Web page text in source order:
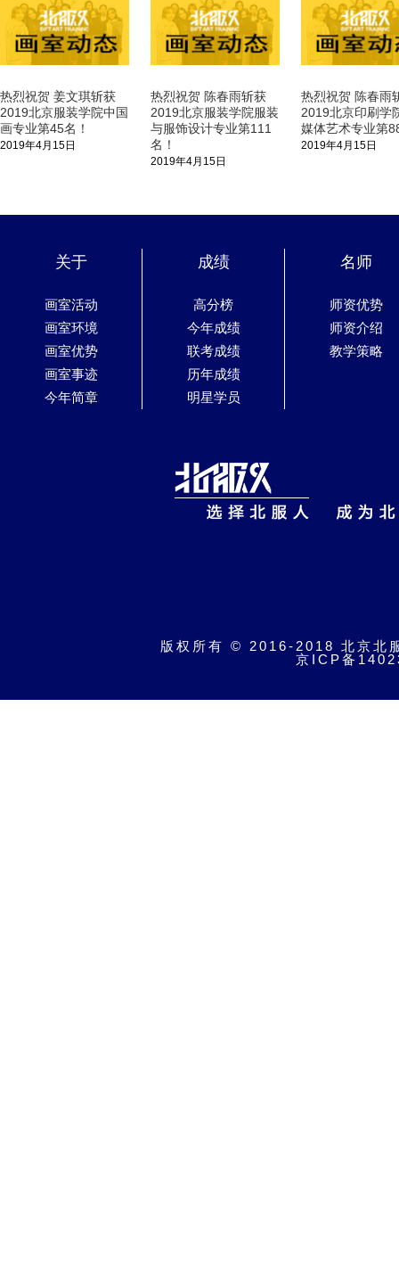
热烈祝贺 姜文琪斩获
2019北京服装学院中国
画专业第45名！
2019年4月15日
热烈祝贺 陈春雨斩获
2019北京服装学院服装
与服饰设计专业第111
名！
2019年4月15日
热烈祝贺 陈春雨
2019北京印刷学
媒体艺术专业第
2019年4月15日
关于
画室活动
画室环境
画室优势
画室事迹
今年简章
成绩
高分榜
今年成绩
联考成绩
历年成绩
明星学员
名师
师资优势
师资介绍
教学策略
版权所有 © 2016-2018 北京北
京ICP备